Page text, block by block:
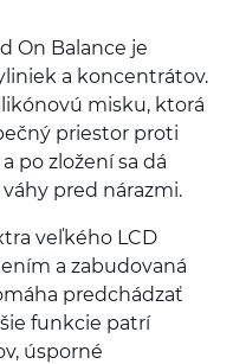
On Balance je
a koncentrátov.
misku, ktorá
priestor proti
po zložení sa dá
pred nárazmi.
veľkého LCD
a zabudovaná
predchádzať
funkcie patrí
úsporné